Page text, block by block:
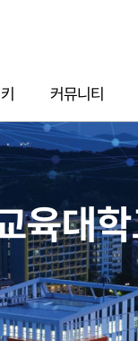
커뮤니티
대